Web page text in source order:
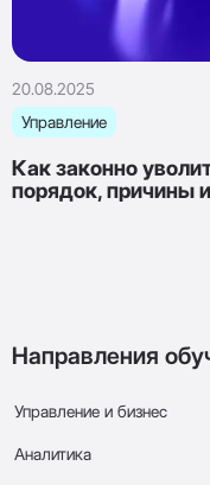
Управление
20.08.2025
Как законно
порядок, причины
Направления
Управление и бизнес
Аналитика